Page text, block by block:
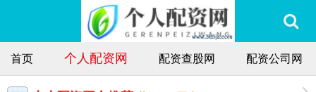
首页 个人配资网 配资查股网 配资公司网